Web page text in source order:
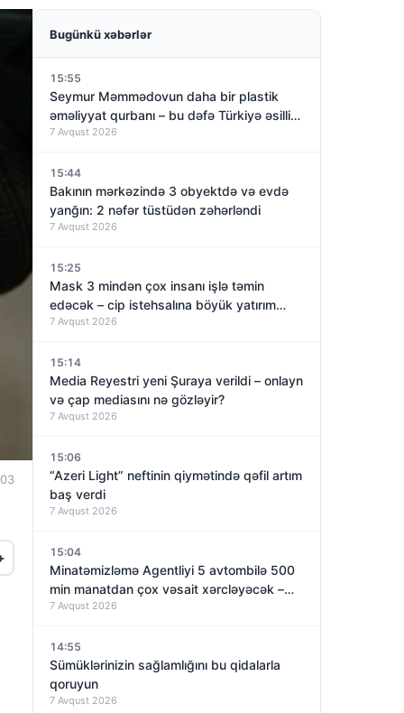
Bugünkü xəbərlər
15:55
Seymur Məmmədovun daha bir plastik
əməliyyat qurbanı – bu dəfə Türkiyə əsilli
qadın
7 Avqust 2026
15:44
Bakının mərkəzində 3 obyektdə və evdə
yanğın: 2 nəfər tüstüdən zəhərləndi
7 Avqust 2026
15:25
Mask 3 mindən çox insanı işlə təmin
edəcək – cip istehsalına böyük yatırım
qoyur
7 Avqust 2026
15:14
Media Reyestri yeni Şuraya verildi – onlayn
və çap mediasını nə gözləyir?
7 Avqust 2026
15:06
“Azeri Light” neftinin qiymətində qəfil artım
baş verdi
7 Avqust 2026
15:04
Minatəmizləmə Agentliyi 5 avtombilə 500
min manatdan çox vəsait xərcləyəcək –
TENDER
7 Avqust 2026
14:55
Sümüklərinizin sağlamlığını bu qidalarla
qoruyun
7 Avqust 2026